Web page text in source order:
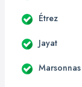
Étrez
Jayat
Marsonnas